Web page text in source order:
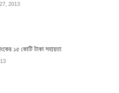
2013
১৫ কোটি টাকা সহায়তা